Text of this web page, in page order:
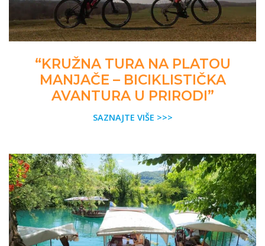
“KRUŽNA TURA NA PLATOU
MANJAČE – BICIKLISTIČKA
AVANTURA U PRIRODI”
SAZNAJTE VIŠE >>>